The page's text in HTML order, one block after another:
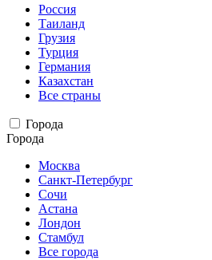
Россия
Таиланд
Грузия
Турция
Германия
Казахстан
Все страны
Города
Города
Москва
Санкт-Петербург
Сочи
Астана
Лондон
Стамбул
Все города